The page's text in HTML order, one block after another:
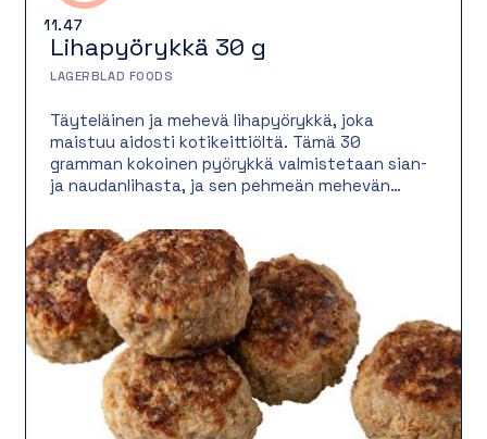
11.47
Lihapyörykkä 30 g
LAGERBLAD FOODS
Täyteläinen ja mehevä lihapyörykkä, joka
maistuu aidosti kotikeittiöltä. Tämä 30
gramman kokoinen pyörykkä valmistetaan sian-
ja naudanlihasta, ja sen pehmeän mehevän